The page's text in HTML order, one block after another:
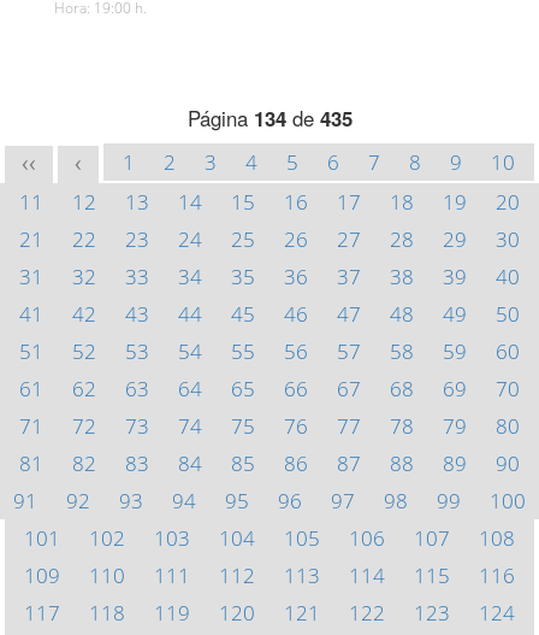
Hora: 19:00 h.
Página 134de 435
<< < 1 2 3 4 5 6 7 8 9
10
11
12 13 14 15 16 17 18 19
20
21
22 23 24 25 26 27 28 29
30
31
32 33 34 35 36 37 38 39
40
41
42 43 44 45 46 47 48 49
50
51
52 53 54 55 56 57 58 59
60
61
62 63 64 65 66 67 68 69
70
71
72 73 74 75 76 77 78 79
80
81
82 83 84 85 86 87 88 89
90
91
92 93 94 95 96 97 98 99
100
101
102 103 104 105 106 107
108
109
110 111 112 113 114 115
116
117
118 119 120 121 122 123
124